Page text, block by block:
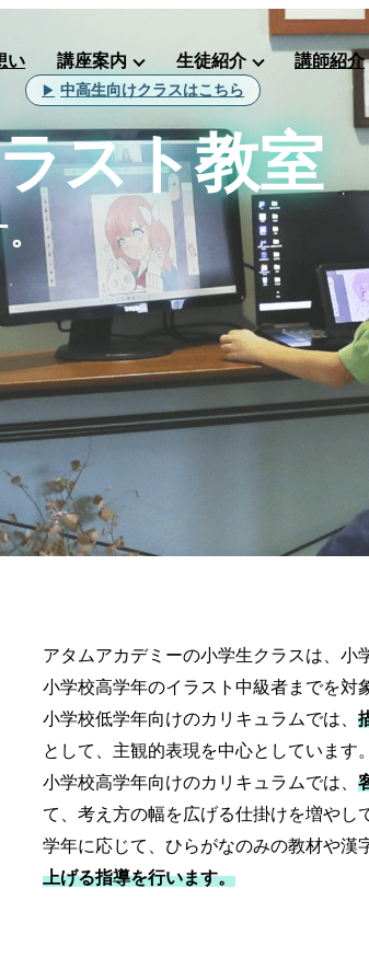
い 講座案内 生徒紹介 講師紹介
中高生向けクラスはこちら
スト教室
。
アタムアカデミーの小学生クラスは、小
小学校高学年のイラスト中級者までを対
小学校低学年向けのカリキュラムでは、
として、主観的表現を中心としています。
小学校高学年向けのカリキュラムでは、
て、考え方の幅を広げる仕掛けを増やし
学年に応じて、ひらがなのみの教材や漢
上げる指導を行います。